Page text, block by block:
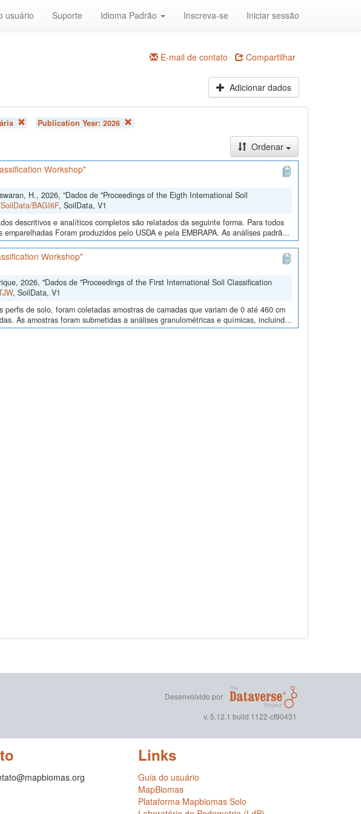
usuário Suporte Idioma Padrão Inscreva-se Iniciar sessão
E-mail de contato Compartilhar
Adicionar dados
Publication Year: 2026
Ordenar
Workshop"
H., 2026, "Dados de "Proceedings of the Eigth International Soil
BAGI6F, SoilData, V1
descritivos e analíticos completos são relatados da seguinte forma. Para todos
Foram produzidos pelo USDA e pela EMBRAPA. As análises padrã...
Workshop"
2026, "Dados de "Proceedings of the First International Soil Classification
, SoilData, V1
de solo, foram coletadas amostras de camadas que variam de 0 até 460 cm
As amostras foram submetidas a análises granulométricas e químicas, incluind...
Desenvolvido por
v. 5.12.1 build 1122-cf90431
Links
Guia do usuário
MapBiomas
Plataforma Mapbiomas Solo